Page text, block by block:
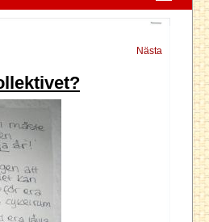
Nästa